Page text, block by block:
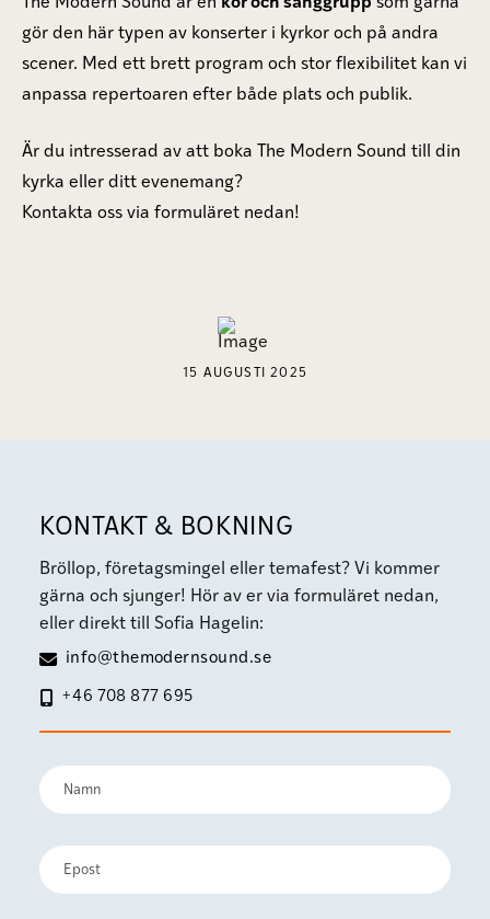
gör den här typen av konserter i kyrkor och på andra
scener. Med ett brett program och stor flexibilitet kan vi
anpassa repertoaren efter både plats och publik.
Är du intresserad av att boka The Modern Sound till din
kyrka eller ditt evenemang?
Kontakta oss via formuläret nedan!
15 AUGUSTI 2025
KONTAKT & BOKNING
Bröllop, företagsmingel eller temafest? Vi kommer
gärna och sjunger! Hör av er via formuläret nedan,
eller direkt till Sofia Hagelin:
info@themodernsound.se
+46 708 877 695
post(Obligatoriskt)